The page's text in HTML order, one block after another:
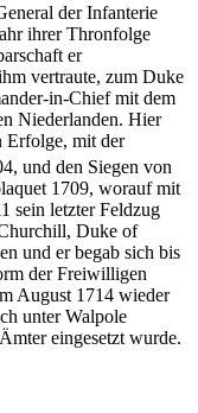
der Infanterie
ihrer Thronfolge
er
vertraute, zum Duke
in-Chief mit dem
Niederlanden. Hier
Erfolge, mit der
und den Siegen von
1709, worauf mit
sein letzter Feldzug
Duke of
und er begab sich bis
der Freiwilligen
August 1714 wieder
unter Walpole
eingesetzt wurde.